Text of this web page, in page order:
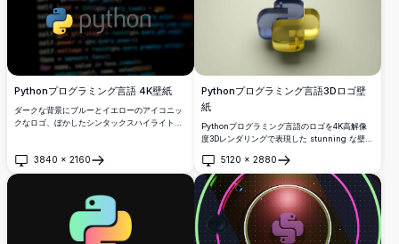
Pythonプログラミング言語 4K壁紙
ダークな背景にブルーとイエローのアイコニッ
クなロゴ、ぼかしたシンタックスハイライトコ
4K高解像度壁紙。
3840 × 2160
開く
Pythonプログラミング言語3Dロゴ壁
紙
Pythonプログラミング言語のロゴを4K高解像
度3Dレンダリングで表現した stunning な壁
色の光沢あるヘビの形が絡み合うデザインで
す。開発者のデスクトップやテック愛好家に最
適です。
5120 × 2880
開く